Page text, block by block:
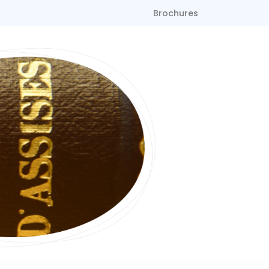
Brochures